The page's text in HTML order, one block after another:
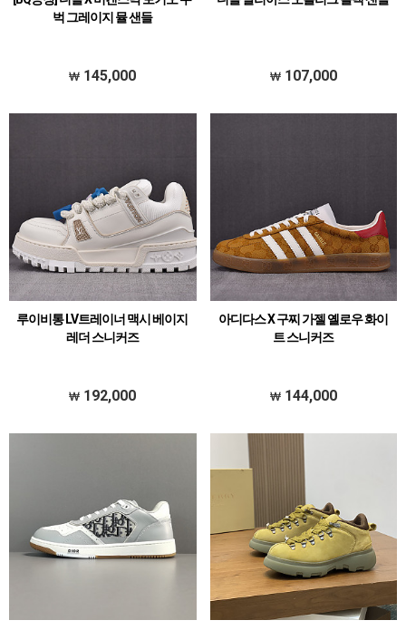
벅 그레이지 뮬 샌들
145,000 107,000
루이비통 LV트레이너 맥시 베이지
레더 스니커즈
192,000
아디다스 X 구찌 가젤 옐로우 화이
트 스니커즈
144,000